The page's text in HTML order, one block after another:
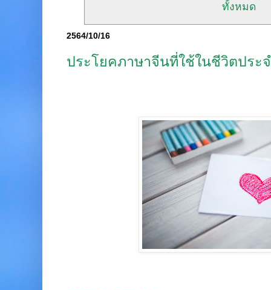
ทั้งหมด
2564/10/16
ประโยคภาษาจีนที่ใช้ในชีวิตประ